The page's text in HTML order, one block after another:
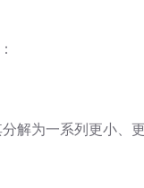
解为一系列更小、